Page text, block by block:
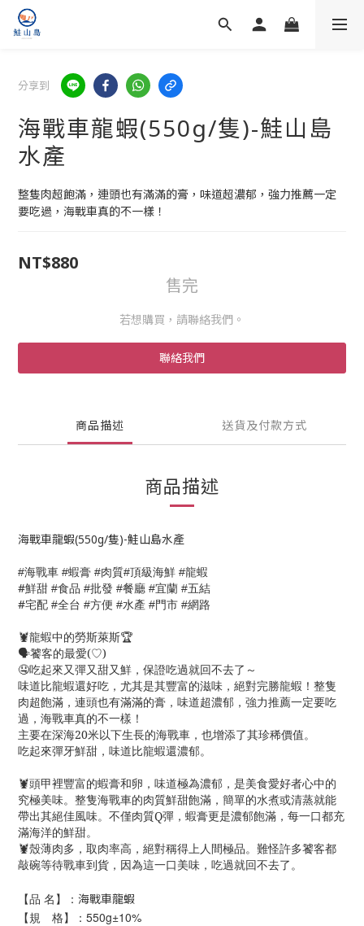
分享到
海戰車龍蝦(550g/隻)-鮭山島
水產
整隻肉超飽滿，連頭也有滿滿的膏，味道超濃郁，強力推薦一定
要吃過，海戰車真的不一樣！
NT$880
售完
若想購買，請聯絡我們。
聯絡我們
商品描述 送貨及付款方式
商品描述
海戰車龍蝦(550g/隻)-鮭山島水產
#海戰車 #蝦膏 #肉質#頂級海鮮 #龍蝦
#鮮甜 #食品 #批發 #餐廳 #宜蘭 #五結
#宅配 #全台 #方便 #水產 #門市 #網路
🦞龍蝦中的勞斯萊斯🏆
🗣️饕客的最愛(♡)
🤤吃起來又彈又甜又鮮，保證吃過就回不去了～
味道比龍蝦還好吃，尤其是其豐富的滋味，絕對完勝龍蝦！整隻
肉超飽滿，連頭也有滿滿的膏，味道超濃郁，強力推薦一定要吃
過，海戰車真的不一樣！
主要在深海20米以下生長的海戰車，也增添了其珍稀價值。
吃起來彈牙鮮甜，味道比龍蝦還濃郁。
🦞頭甲裡豐富的蝦膏和卵，味道極為濃郁，是美食愛好者心中的
究極美味。整隻海戰車的肉質鮮甜飽滿，簡單的水煮或清蒸就能
帶出其絕佳風味。不僅肉質Q彈，蝦膏更是濃郁飽滿，每一口都充
滿海洋的鮮甜。
🦞殼薄肉多，取肉率高，絕對稱得上人間極品。難怪許多饕客都
敲碗等待戰車到貨，因為這一口美味，吃過就回不去了。
【品 名】： 海戰車龍蝦
【規 格】：550g±10%